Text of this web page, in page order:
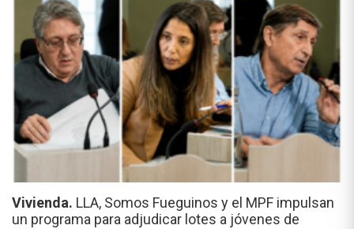
Vivienda. LLA, Somos Fueguinos y el MPF impulsan
un programa para adjudicar lotes a jóvenes de